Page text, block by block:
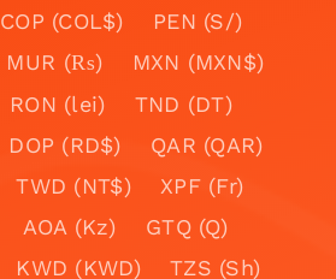
COP (COL$)
PEN (S/)
MUR (₨)
MXN (MXN$)
RON (lei)
TND (DT)
DOP (RD$)
QAR (QAR)
TWD (NT$)
XPF (Fr)
AOA (Kz)
GTQ (Q)
KWD (KWD)
TZS (Sh)